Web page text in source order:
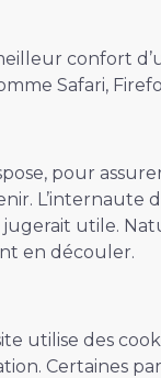
confort
Safari,
pour
L’internaute
utile.
en découler.
utilise des
Certaines